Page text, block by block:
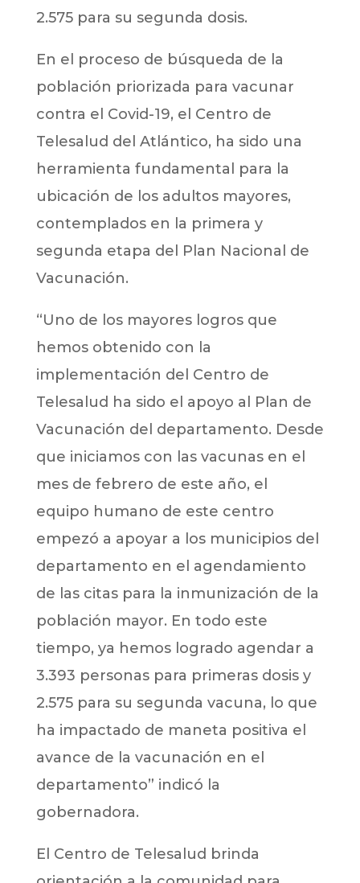
2.575 para su segunda dosis.
En el proceso de búsqueda de la
población priorizada para vacunar
contra el Covid-19, el Centro de
Telesalud del Atlántico, ha sido una
herramienta fundamental para la
ubicación de los adultos mayores,
contemplados en la primera y
segunda etapa del Plan Nacional de
Vacunación.
“Uno de los mayores logros que
hemos obtenido con la
implementación del Centro de
Telesalud ha sido el apoyo al Plan de
Vacunación del departamento. Desde
que iniciamos con las vacunas en el
mes de febrero de este año, el
equipo humano de este centro
empezó a apoyar a los municipios del
departamento en el agendamiento
de las citas para la inmunización de la
población mayor. En todo este
tiempo, ya hemos logrado agendar a
3.393 personas para primeras dosis y
2.575 para su segunda vacuna, lo que
ha impactado de maneta positiva el
avance de la vacunación en el
departamento” indicó la
gobernadora.
El Centro de Telesalud brinda